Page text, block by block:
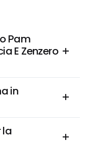
Pam
E Zenzero
in
la